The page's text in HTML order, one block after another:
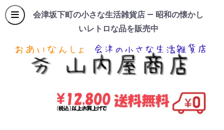
会津坂下町の小さな生活雑貨店 — 昭和の懐かし
いレトロな品を販売中